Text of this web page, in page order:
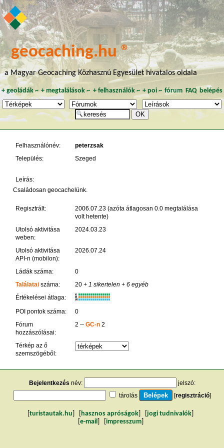
geocaching.hu ®
a Magyar Geocaching Közhasznú Egyesület hivatalos oldala
+geoládák~ +megtalálások ~ + felhasználók~ + poi~ fórum FAQ belépés
Felhasználónév:
peterzsak
Település:
Szeged
Leírás:
Családosan geocachelünk.
Regisztrált:
2006.07.23 (azóta átlagosan 0.0 megtalálása
volt hetente)
Utolsó aktivitása
weben:
2024.03.23
Utolsó aktivitása
API-n (mobilon):
2026.07.24
Ládák száma:
0
Találataiszáma: 20+ 1 sikertelen + 6 egyéb
Értékelései átlaga:
K
R
W
POI pontok száma:
0
Fórum
hozzászólásai:
2 -- GC-n2
Térkép az ő
szemszögéből:
Bejelentkezés név:
jelszó:
tárolás
[regisztráció]
turistautak.hu hasznos apróságok jogi tudnivalók
e-mail impresszum]